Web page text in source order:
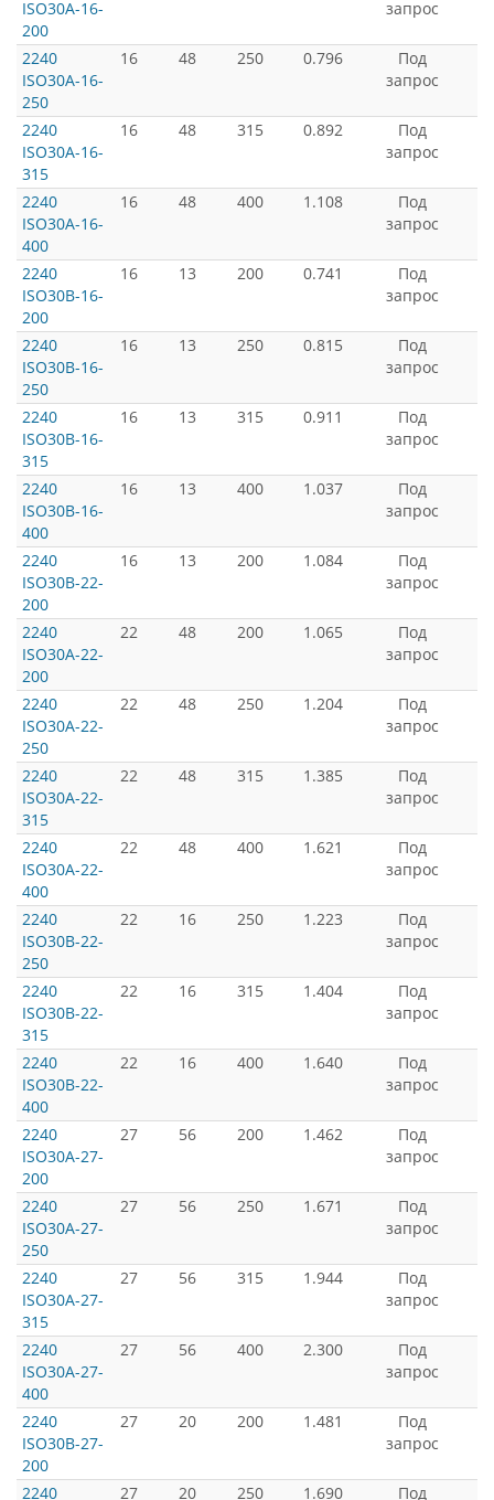
ISO30A-16-
200
запрос
2240
ISO30A-16-
250
16 48 250 0.796
Под
запрос
2240
ISO30A-16-
315
16 48 315 0.892
Под
запрос
2240
ISO30A-16-
400
16 48 400 1.108
Под
запрос
2240
ISO30B-16-
200
16 13 200 0.741
Под
запрос
2240
ISO30B-16-
250
16 13 250 0.815
Под
запрос
2240
ISO30B-16-
315
16 13 315 0.911
Под
запрос
2240
ISO30B-16-
400
16 13 400 1.037
Под
запрос
2240
ISO30B-22-
200
16 13 200 1.084
Под
запрос
2240
ISO30A-22-
200
22 48 200 1.065
Под
запрос
2240
ISO30A-22-
250
22 48 250 1.204
Под
запрос
2240
ISO30A-22-
315
22 48 315 1.385
Под
запрос
2240
ISO30A-22-
400
22 48 400 1.621
Под
запрос
2240
ISO30B-22-
250
22 16 250 1.223
Под
запрос
2240
ISO30B-22-
315
22 16 315 1.404
Под
запрос
2240
ISO30B-22-
400
22 16 400 1.640
Под
запрос
2240
ISO30A-27-
200
27 56 200 1.462
Под
запрос
2240
ISO30A-27-
250
27 56 250 1.671
Под
запрос
2240
ISO30A-27-
315
27 56 315 1.944
Под
запрос
2240
ISO30A-27-
400
27 56 400 2.300
Под
запрос
2240
ISO30B-27-
200
27 20 200 1.481
Под
запрос
2240
27 20 250 1.690
Под